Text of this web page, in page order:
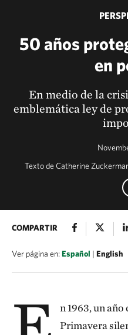
50 años
en
En medio de la
emblemática ley de
Texto de Catherine
COMPARTIR
Ver página en:Español | English
n 1963, un
Primavera